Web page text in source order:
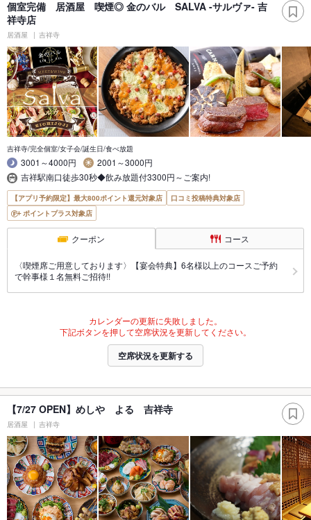
個室完備 居酒屋 喫煙◎ 金のバル SALVA -サルヴァ- 吉
祥寺店
居酒屋 吉祥寺
吉祥寺/完全個室/女子会/誕生日/食べ放題
3001～4000円
2001～3000円
吉祥駅南口徒歩30秒◆飲み放題付3300円～ご案内!
【アプリ予約限定】最大800ポイント還元対象店
口コミ投稿特典対象店
ポイントプラス対象店
クーポン コース
〈喫煙席ご用意しております〉【宴会特典】6名様以上のコースご予約
で幹事様１名無料ご招待!!
カレンダーの更新に失敗しました。
下記ボタンを押して空席状況を更新してください。
空席状況を更新する
【7/27 OPEN】めしや よる 吉祥寺
居酒屋 吉祥寺